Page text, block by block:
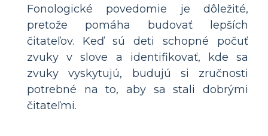
Fonologické povedomie je dôležité,
pretože pomáha budovať lepších
čitateľov. Keď sú deti schopné počuť
zvuky v slove a identifikovať, kde sa
zvuky vyskytujú, budujú si zručnosti
potrebné na to, aby sa stali dobrými
čitateľmi.